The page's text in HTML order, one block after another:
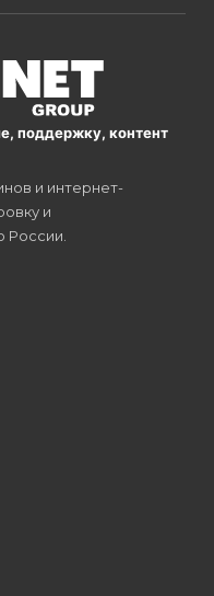
поддержку, контент
и интернет-
и
России.